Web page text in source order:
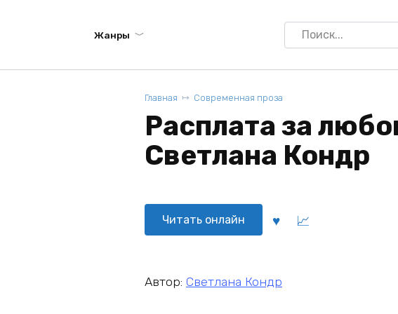
Жанры
Search
for:
Главная Современная проза
Расплата за
Светлана Кондр
Читать онлайн
Автор: Светлана Кондр